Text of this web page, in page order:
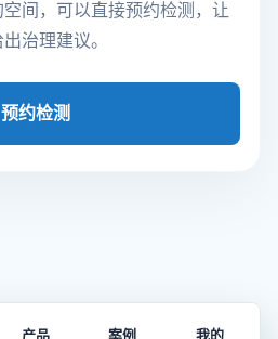
间，可以直接预约检测，让
治理建议。
预约检测
产品 案例 我的